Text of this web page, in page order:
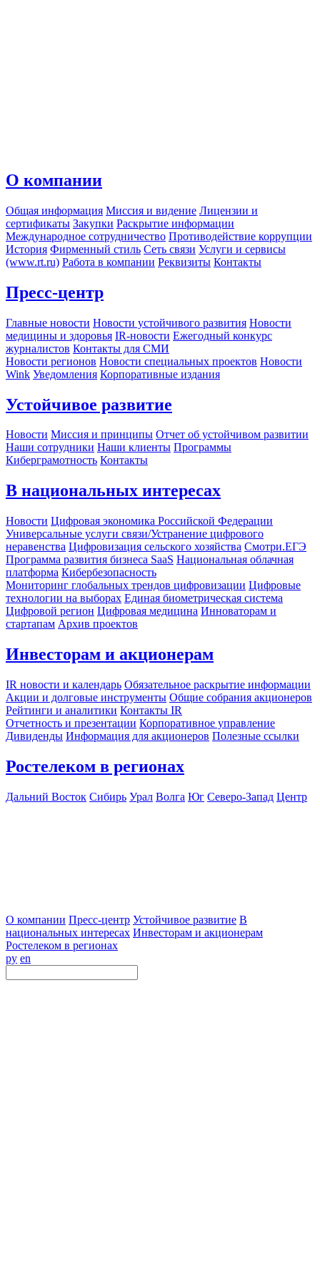
О компании
Общая информация Миссия и видение Лицензии и
сертификаты Закупки Раскрытие информации
Международное сотрудничество Противодействие коррупции
История Фирменный стиль Сеть связи Услуги и сервисы
(www.rt.ru) Работа в компании Реквизиты Контакты
Пресс-центр
Главные новости Новости устойчивого развития Новости
медицины и здоровья IR-новости Ежегодный конкурс
журналистов Контакты для СМИ
Новости регионов Новости специальных проектов Новости
Wink Уведомления Корпоративные издания
Устойчивое развитие
Новости Миссия и принципы Отчет об устойчивом развитии
Наши сотрудники Наши клиенты Программы
Киберграмотность Контакты
В национальных интересах
Новости Цифровая экономика Российской Федерации
Универсальные услуги связи/Устранение цифрового
неравенства Цифровизация сельского хозяйства Смотри.ЕГЭ
Программа развития бизнеса SaaS Национальная облачная
платформа Кибербезопасность
Мониторинг глобальных трендов цифровизации Цифровые
технологии на выборах Единая биометрическая система
Цифровой регион Цифровая медицина Инноваторам и
стартапам Архив проектов
Инвесторам и акционерам
IR новости и календарь Обязательное раскрытие информации
Акции и долговые инструменты Общие собрания акционеров
Рейтинги и аналитики Контакты IR
Отчетность и презентации Корпоративное управление
Дивиденды Информация для акционеров Полезные ссылки
Ростелеком в регионах
Дальний Восток Сибирь Урал Волга Юг Северо-Запад Центр
О компании Пресс-центр Устойчивое развитие В
национальных интересах Инвесторам и акционерам
Ростелеком в регионах
ру en